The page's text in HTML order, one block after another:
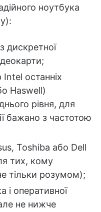
ноутбука
дискретної
останніх
Haswell)
рівня, для
бажано з частотою
Toshiba або Dell
тих, кому
тільки розумом);
і оперативної
не нижче